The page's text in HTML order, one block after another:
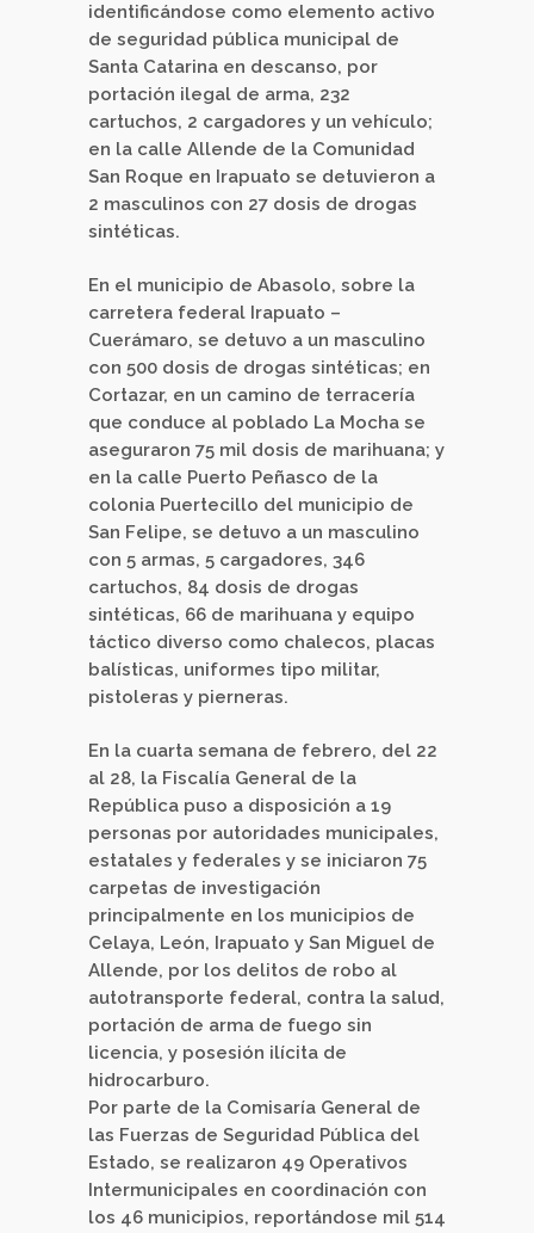
identificándose como elemento activo
de seguridad pública municipal de
Santa Catarina en descanso, por
portación ilegal de arma, 232
cartuchos, 2 cargadores y un vehículo;
en la calle Allende de la Comunidad
San Roque en Irapuato se detuvieron a
2 masculinos con 27 dosis de drogas
sintéticas.
En el municipio de Abasolo, sobre la
carretera federal Irapuato –
Cuerámaro, se detuvo a un masculino
con 500 dosis de drogas sintéticas; en
Cortazar, en un camino de terracería
que conduce al poblado La Mocha se
aseguraron 75 mil dosis de marihuana; y
en la calle Puerto Peñasco de la
colonia Puertecillo del municipio de
San Felipe, se detuvo a un masculino
con 5 armas, 5 cargadores, 346
cartuchos, 84 dosis de drogas
sintéticas, 66 de marihuana y equipo
táctico diverso como chalecos, placas
balísticas, uniformes tipo militar,
pistoleras y pierneras.
En la cuarta semana de febrero, del 22
al 28, la Fiscalía General de la
República puso a disposición a 19
personas por autoridades municipales,
estatales y federales y se iniciaron 75
carpetas de investigación
principalmente en los municipios de
Celaya, León, Irapuato y San Miguel de
Allende, por los delitos de robo al
autotransporte federal, contra la salud,
portación de arma de fuego sin
licencia, y posesión ilícita de
hidrocarburo.
Por parte de la Comisaría General de
las Fuerzas de Seguridad Pública del
Estado, se realizaron 49 Operativos
Intermunicipales en coordinación con
los 46 municipios, reportándose mil 514